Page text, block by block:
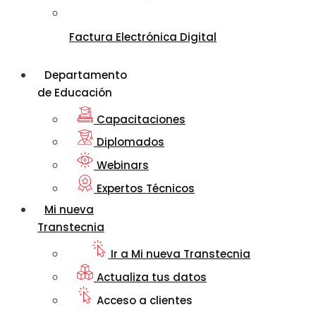
Factura Electrónica Digital
Departamento
de Educación
Capacitaciones
Diplomados
Webinars
Expertos Técnicos
Mi nueva
Transtecnia
Ir a Mi nueva Transtecnia
Actualiza tus datos
Acceso a clientes